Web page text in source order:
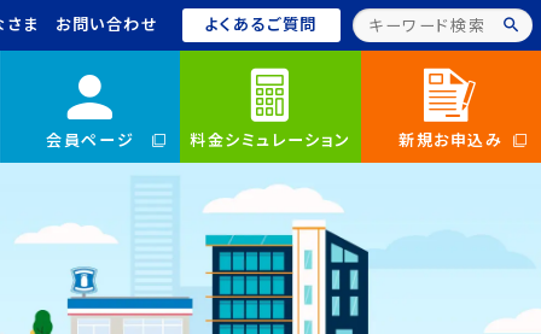
会員ページ 料金シミュレーション 新規お申込み
ま お問い合わせ よくあるご質問